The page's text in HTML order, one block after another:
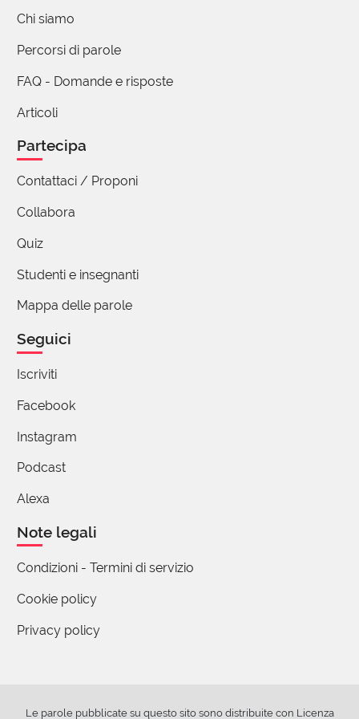
Velio commenta:
"per aspera ad astra" grazie alla
delle piante, alle quali procura una sorta di
il diario contenente care memorie sul
feudatario di Arcore e relativi accoliti è stata
radioattivo, e tutto ben insabbiato e
ancora?
Io però predicò bene ma bazzico male:
spunterà.
Chi siamo
Percorsi di parole
FAQ - Domande e risposte
Articoli
Partecipa
Contattaci / Proponi
Collabora
Quiz
Studenti e insegnanti
Mappa delle parole
Seguici
Iscriviti
Facebook
Instagram
Podcast
Alexa
Note legali
Condizioni - Termini di servizio
Cookie policy
Privacy policy
Le parole pubblicate su questo sito sono distribuite con Licenza